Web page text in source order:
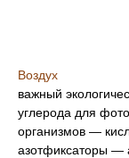
Воздух
важный
углерода для
организмов —
азотфиксаторы —